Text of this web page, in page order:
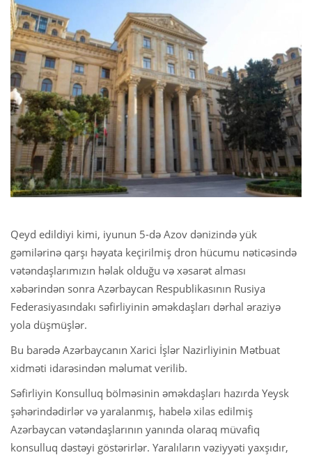
Qeyd edildiyi kimi, iyunun 5-də Azov dənizində yük
gəmilərinə qarşı həyata keçirilmiş dron hücumu nəticəsində
vətəndaşlarımızın həlak olduğu və xəsarət alması
xəbərindən sonra Azərbaycan Respublikasının Rusiya
Federasiyasındakı səfirliyinin əməkdaşları dərhal əraziyə
yola düşmüşlər.
Bu barədə Azərbaycanın Xarici İşlər Nazirliyinin Mətbuat
xidməti idarəsindən məlumat verilib.
Səfirliyin Konsulluq bölməsinin əməkdaşları hazırda Yeysk
şəhərindədirlər və yaralanmış, habelə xilas edilmiş
Azərbaycan vətəndaşlarının yanında olaraq müvafiq
konsulluq dəstəyi göstərirlər. Yaralıların vəziyyəti yaxşıdır,